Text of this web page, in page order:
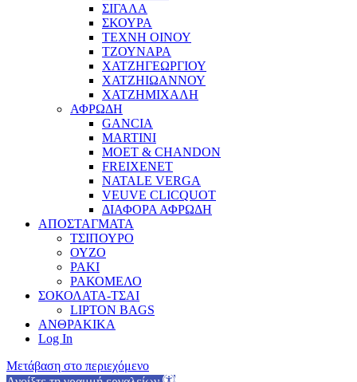
ΣΙΓΑΛΑ
ΣΚΟΥΡΑ
ΤΕΧΝΗ ΟΙΝΟΥ
ΤΖΟΥΝΑΡΑ
ΧΑΤΖΗΓΕΩΡΓΙΟΥ
ΧΑΤΖΗΙΩΑΝΝΟΥ
ΧΑΤΖΗΜΙΧΑΛΗ
ΑΦΡΩΔΗ
GANCIA
MARTINI
MOET & CHANDON
FREIXENET
NATALE VERGA
VEUVE CLICQUOT
ΔΙΑΦΟΡΑ ΑΦΡΩΔΗ
ΑΠΟΣΤΑΓΜΑΤΑ
ΤΣΙΠΟΥΡΟ
ΟΥΖΟ
ΡΑΚΙ
ΡΑΚΟΜΕΛΟ
ΣΟΚΟΛΑΤΑ-ΤΣΑΙ
LIPTON BAGS
ΑΝΘΡΑΚΙΚΑ
Log In
Μετάβαση στο περιεχόμενο